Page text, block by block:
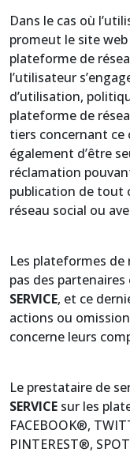
Dans le cas où
promeut le site
plateforme de
l’utilisateur
d’utilisation,
plateforme de
tiers concernant ce
également d’être
réclamation
publication de tout
réseau social ou
Les plateformes de
pas des
SERVICE, et ce
actions ou
concerne leurs
Le prestataire de
SERVICE sur les
FACEBOOK®,
PINTEREST®,